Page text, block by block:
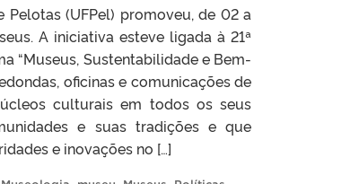
Pelotas (UFPel) promoveu, de 02 a
A iniciativa esteve ligada à 21ª
“Museus, Sustentabilidade e Bem-
oficinas e comunicações de
culturais em todos os seus
e suas tradições e que
e inovações no […]